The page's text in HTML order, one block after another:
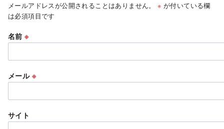
メールアドレスが公開されることはありません。 ※ が付いている欄
は必須項目です
名前※
メール ※
サイト